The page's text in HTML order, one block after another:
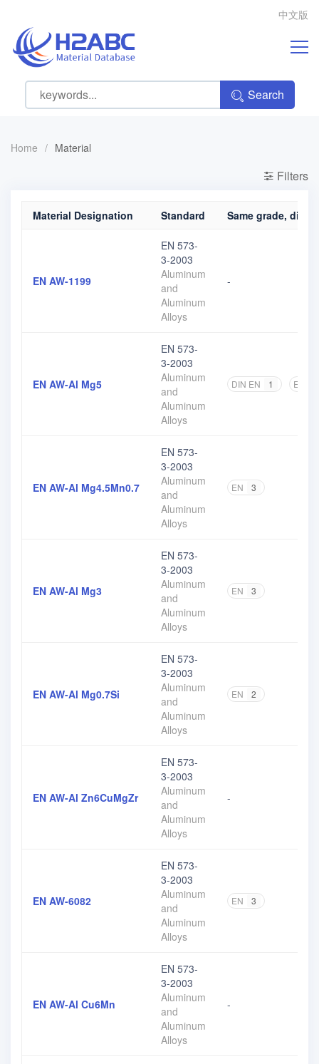
中文版
Search
Home / Material
Filters
Material Designation Standard Same grade,
EN AW-1199
EN 573-
3-2003
Aluminum
and
Aluminum
Alloys
-
EN AW-Al Mg5
EN 573-
3-2003
Aluminum
and
Aluminum
Alloys
DIN EN 1 EN
EN AW-Al Mg4.5Mn0.7
EN 573-
3-2003
Aluminum
and
Aluminum
Alloys
EN 3
EN AW-Al Mg3
EN 573-
3-2003
Aluminum
and
Aluminum
Alloys
EN 3
EN AW-Al Mg0.7Si
EN 573-
3-2003
Aluminum
and
Aluminum
Alloys
EN 2
EN AW-Al Zn6CuMgZr
EN 573-
3-2003
Aluminum
and
Aluminum
Alloys
-
EN AW-6082
EN 573-
3-2003
Aluminum
and
Aluminum
Alloys
EN 3
EN AW-Al Cu6Mn
EN 573-
3-2003
Aluminum
and
Aluminum
Alloys
-